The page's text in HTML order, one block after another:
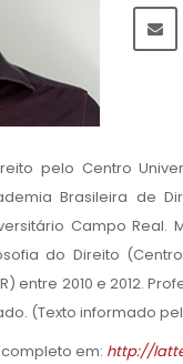
pelo Centro
Brasileira de
Campo
do Direito
entre 2010 e 2012.
(Texto informado
em: http://